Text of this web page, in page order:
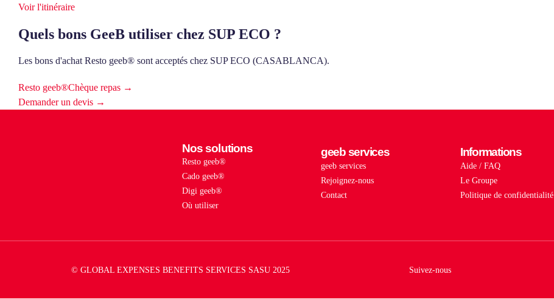
Voir l'itinéraire
Quels bons GeeB utiliser chez SUP ECO ?
Les bons d'achat Resto geeb® sont acceptés chez SUP ECO (CASABLANCA).
Resto geeb®Chèque repas →
Demander un devis →
Nos solutions
Resto geeb®
Cado geeb®
Digi geeb®
Où utiliser
geeb services
geeb services
Rejoignez-nous
Contact
Informations
Aide / FAQ
Le Groupe
Politique de confidentialité
© GLOBAL EXPENSES BENEFITS SERVICES SASU 2025 Suivez-nous